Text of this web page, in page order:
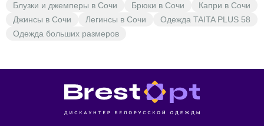
Блузки и джемперы в Сочи
Брюки в Сочи
Капри в Сочи
Джинсы в Сочи
Легинсы в Сочи
Одежда TAITA PLUS 58
Одежда больших размеров